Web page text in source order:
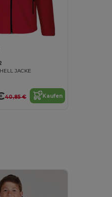
JACKE
40,85 € Kaufen